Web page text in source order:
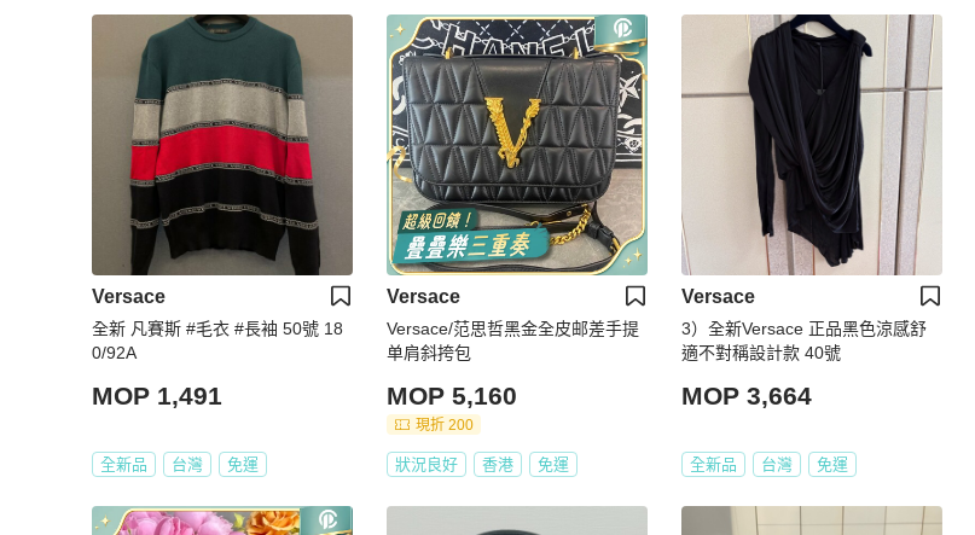
Versace
全新 凡賽斯 #毛衣 #長袖 50號 18
0/92A
MOP 1,491
全新品 台灣 免運
Versace
Versace/范思哲黑金全皮邮差手提
单肩斜挎包
MOP 5,160
現折 200
狀況良好 香港 免運
Versace
3）全新Versace 正品黑色涼感舒
適不對稱設計款 40號
MOP 3,664
全新品 台灣 免運